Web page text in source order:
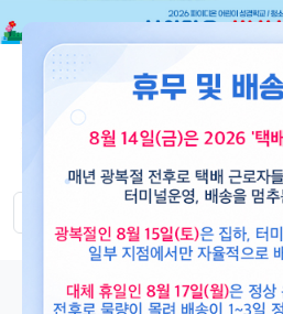
도서 뮤직 용품